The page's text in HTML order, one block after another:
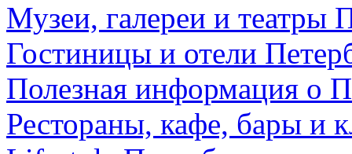
Музеи, галереи и театры
Гостиницы и отели
Полезная информация о
Рестораны, кафе, бары и